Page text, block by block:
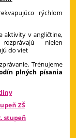
rýchlom
aktivity v angličtine,
– nielen
do viet
Trénujeme
plných písania
ZŠ
stupeň